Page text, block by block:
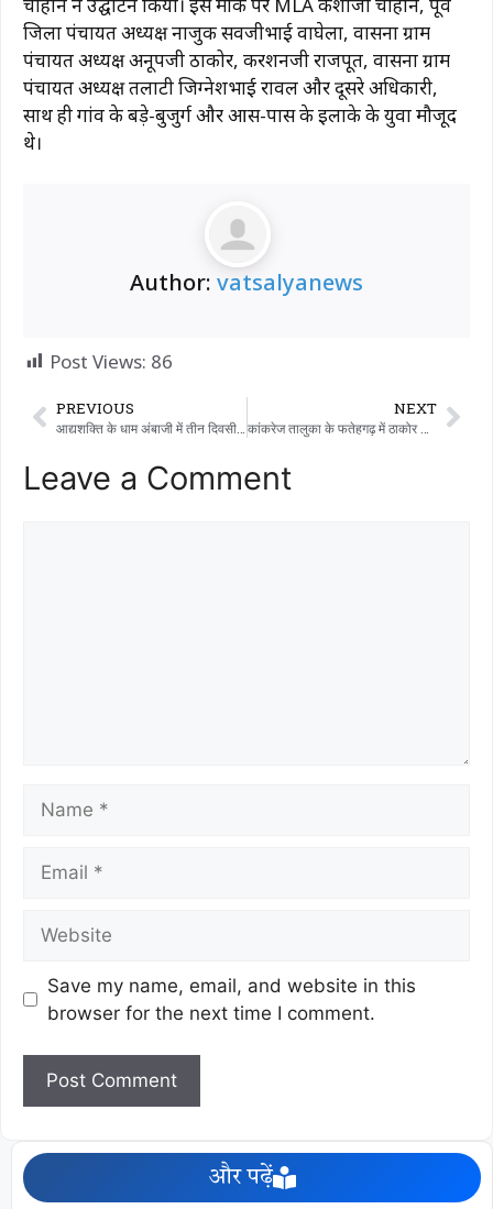
जिला पंचायत अध्यक्ष नाजुक सवजीभाई वाघेला, वासना ग्राम
पंचायत अध्यक्ष अनूपजी ठाकोर, करशनजी राजपूत, वासना ग्राम
पंचायत अध्यक्ष तलाटी जिग्नेशभाई रावल और दूसरे अधिकारी,
साथ ही गांव के बड़े-बुजुर्ग और आस-पास के इलाके के युवा मौजूद
थे।
Author: vatsalyanews
Post Views: 86
PREVIOUS NEXT
Leave a Comment
Save my name, email, and website in this
browser for the next time I comment.
और पढ़ें